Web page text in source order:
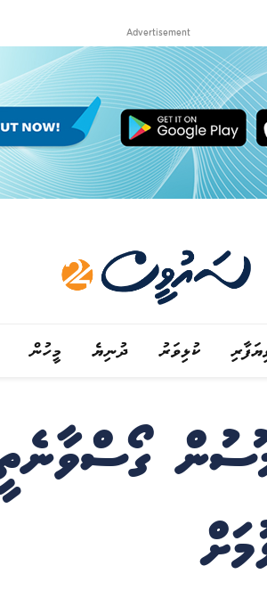
Advertisement
ކުޅިވަރު ދުނިޔެ މީހުން